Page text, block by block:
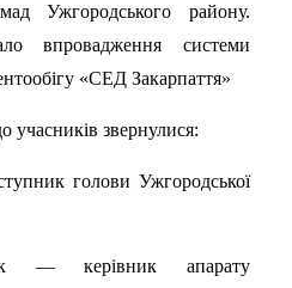
Ужгородського району.
впровадження системи
«СЕД Закарпаття»
учасників звернулися:
голови Ужгородської
— керівник апарату